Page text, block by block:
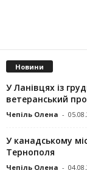
Новини
У Ланівцях із
ветеранський
Чепіль Олена -
У канадському
Тернополя
Чепіль Олена -